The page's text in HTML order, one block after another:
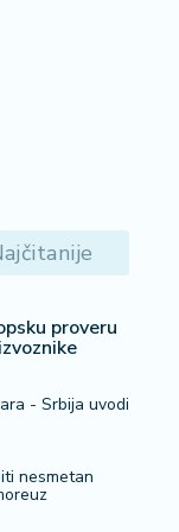
proveru
- Srbija uvodi
nesmetan